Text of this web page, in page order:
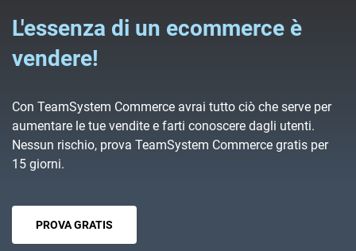
TeamSystem Commerce.
L'essenza di un ecommerce è
vendere!
Con TeamSystem Commerce avrai tutto ciò che serve per
aumentare le tue vendite e farti conoscere dagli utenti.
Nessun rischio, prova TeamSystem Commerce gratis per
15 giorni.
PROVA GRATIS